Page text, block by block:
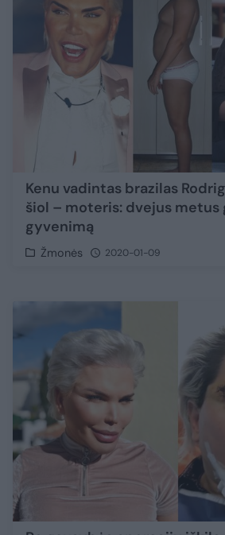
Kenu vadintas brazilas
šiol – moteris: dvejus metus
gyvenimą
Žmonės 2020-01-09